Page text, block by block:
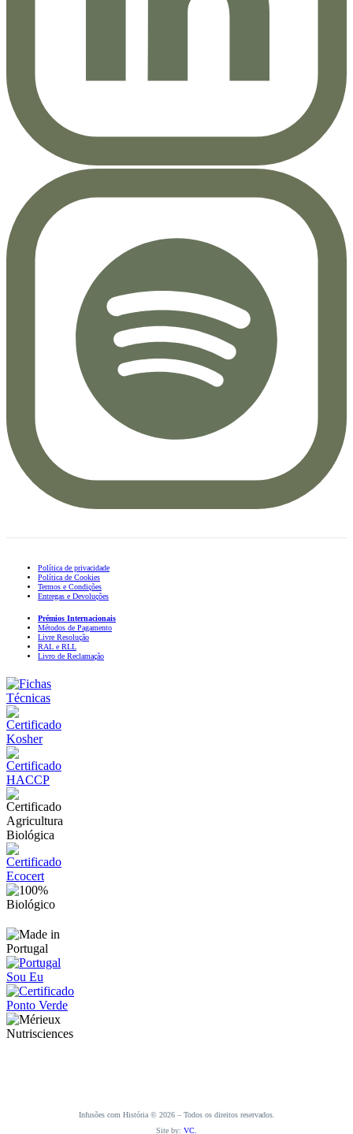
Política de privacidade
Política de Cookies
Termos e Condições
Entregas e Devoluções
Prémios Internacionais
Métodos de Pagamento
Livre Resolução
RAL e RLL
Livro de Reclamação
Infusões com História © 2026 – Todos os direitos reservados.
Site by: VC.